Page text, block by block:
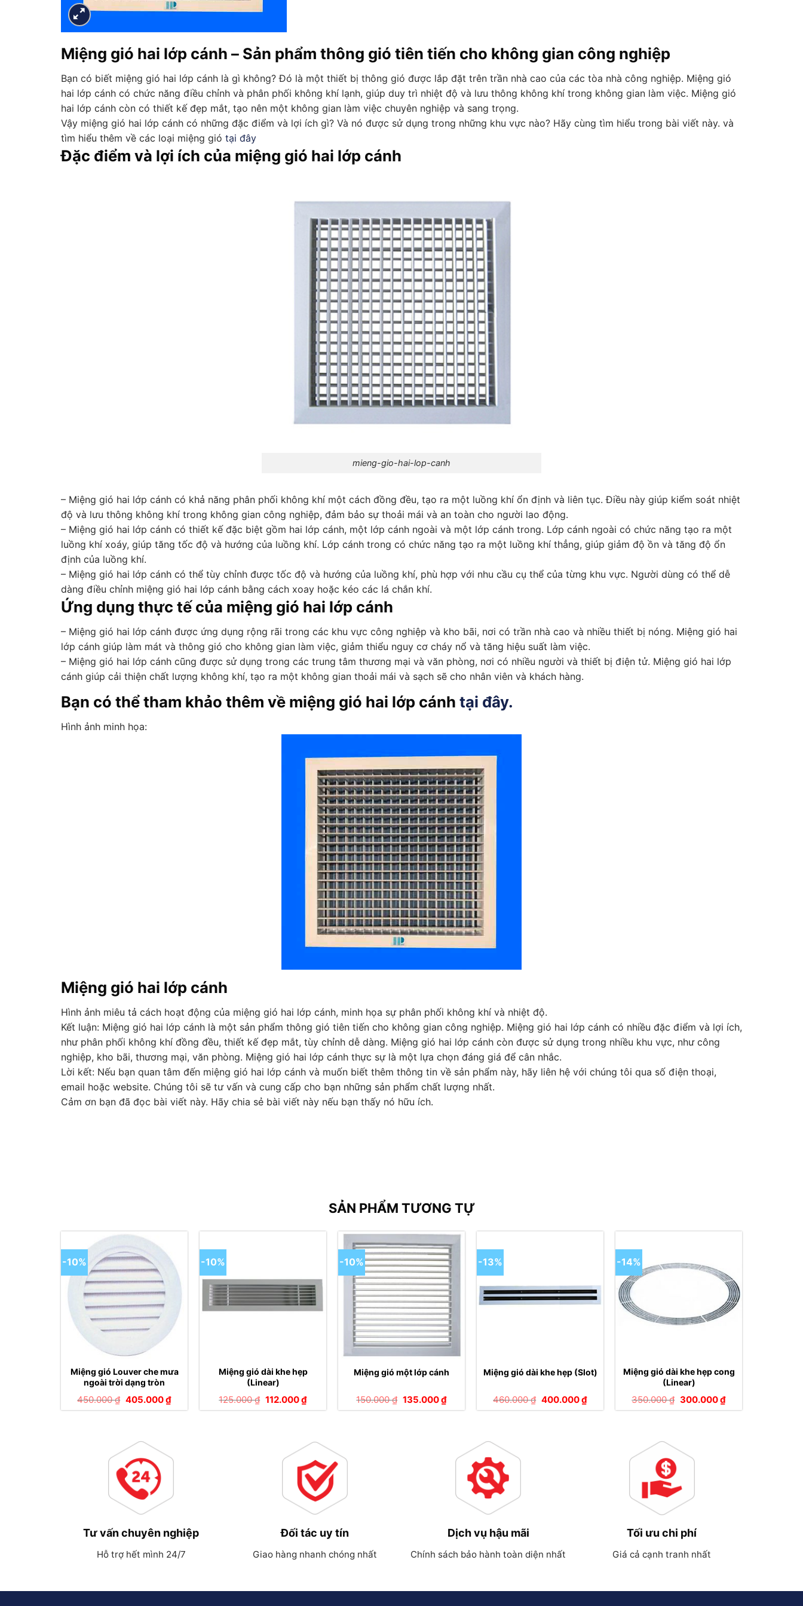
Miệng gió hai lớp cánh – Sản phẩm thông gió tiên tiến cho không gian công nghiệp
Bạn có biết miệng gió hai lớp cánh là gì không? Đó là một thiết bị thông gió được lắp đặt trên trần nhà cao của các tòa nhà công nghiệp. Miệng gió
hai lớp cánh có chức năng điều chỉnh và phân phối không khí lạnh, giúp duy trì nhiệt độ và lưu thông không khí trong không gian làm việc. Miệng gió
hai lớp cánh còn có thiết kế đẹp mắt, tạo nên một không gian làm việc chuyên nghiệp và sang trọng.
Vậy miệng gió hai lớp cánh có những đặc điểm và lợi ích gì? Và nó được sử dụng trong những khu vực nào? Hãy cùng tìm hiểu trong bài viết này. và
tìm hiểu thêm về các loại miệng gió tại đây
Đặc điểm và lợi ích của miệng gió hai lớp cánh
mieng-gio-hai-lop-canh
– Miệng gió hai lớp cánh có khả năng phân phối không khí một cách đồng đều, tạo ra một luồng khí ổn định và liên tục. Điều này giúp kiểm soát nhiệt
độ và lưu thông không khí trong không gian công nghiệp, đảm bảo sự thoải mái và an toàn cho người lao động.
– Miệng gió hai lớp cánh có thiết kế đặc biệt gồm hai lớp cánh, một lớp cánh ngoài và một lớp cánh trong. Lớp cánh ngoài có chức năng tạo ra một
luồng khí xoáy, giúp tăng tốc độ và hướng của luồng khí. Lớp cánh trong có chức năng tạo ra một luồng khí thẳng, giúp giảm độ ồn và tăng độ ổn
định của luồng khí.
– Miệng gió hai lớp cánh có thể tùy chỉnh được tốc độ và hướng của luồng khí, phù hợp với nhu cầu cụ thể của từng khu vực. Người dùng có thể dễ
dàng điều chỉnh miệng gió hai lớp cánh bằng cách xoay hoặc kéo các lá chắn khí.
Ứng dụng thực tế của miệng gió hai lớp cánh
– Miệng gió hai lớp cánh được ứng dụng rộng rãi trong các khu vực công nghiệp và kho bãi, nơi có trần nhà cao và nhiều thiết bị nóng. Miệng gió hai
lớp cánh giúp làm mát và thông gió cho không gian làm việc, giảm thiểu nguy cơ cháy nổ và tăng hiệu suất làm việc.
– Miệng gió hai lớp cánh cũng được sử dụng trong các trung tâm thương mại và văn phòng, nơi có nhiều người và thiết bị điện tử. Miệng gió hai lớp
cánh giúp cải thiện chất lượng không khí, tạo ra một không gian thoải mái và sạch sẽ cho nhân viên và khách hàng.
Bạn có thể tham khảo thêm về miệng gió hai lớp cánh tại đây.
Hình ảnh minh họa:
Miệng gió hai lớp cánh
Hình ảnh miêu tả cách hoạt động của miệng gió hai lớp cánh, minh họa sự phân phối không khí và nhiệt độ.
Kết luận: Miệng gió hai lớp cánh là một sản phẩm thông gió tiên tiến cho không gian công nghiệp. Miệng gió hai lớp cánh có nhiều đặc điểm và lợi ích,
như phân phối không khí đồng đều, thiết kế đẹp mắt, tùy chỉnh dễ dàng. Miệng gió hai lớp cánh còn được sử dụng trong nhiều khu vực, như công
nghiệp, kho bãi, thương mại, văn phòng. Miệng gió hai lớp cánh thực sự là một lựa chọn đáng giá để cân nhắc.
Lời kết: Nếu bạn quan tâm đến miệng gió hai lớp cánh và muốn biết thêm thông tin về sản phẩm này, hãy liên hệ với chúng tôi qua số điện thoại,
email hoặc website. Chúng tôi sẽ tư vấn và cung cấp cho bạn những sản phẩm chất lượng nhất.
Cảm ơn bạn đã đọc bài viết này. Hãy chia sẻ bài viết này nếu bạn thấy nó hữu ích.
SẢN PHẨM TƯƠNG TỰ
-10%
Miệng gió Louver che mưa
ngoài trời dạng tròn
450.000₫ Giá
gốc
405.000₫Giá
hiện
-10%
Miệng gió dài khe hẹp
(Linear)
125.000₫ Giá
112.000₫Giá
hiện
-10%
Miệng gió một lớp cánh
150.000₫ Giá
gốc
135.000₫Giá
hiện
-13%
Miệng gió dài khe hẹp (Slot)
460.000₫ Giá
gốc
400.000₫Giá
hiện
-14%
Miệng gió dài khe hẹp cong
(Linear)
350.000₫ Giá
gốc
300.000₫Giá
hiện
Tư vấn chuyên nghiệp
Hỗ trợ hết mình 24/7
Đối tác uy tín
Giao hàng nhanh chóng nhất
Dịch vụ hậu mãi
Chính sách bảo hành toàn diện nhất
Tối ưu chi phí
Giá cả cạnh tranh nhất